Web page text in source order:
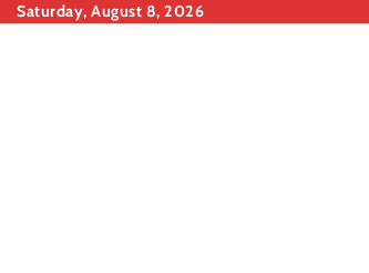
SkipSaturday, August 8, 2026